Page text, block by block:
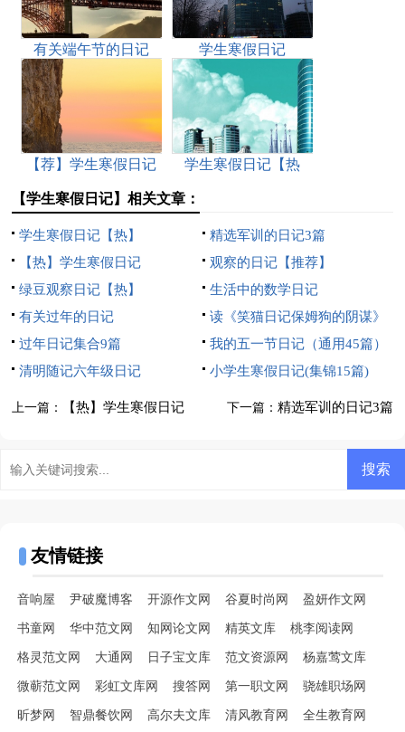
有关端午节的日记 学生寒假日记
【荐】学生寒假日记
学生寒假日记【热
【学生寒假日记】相关文章：
学生寒假日记【热】
精选军训的日记3篇
【热】学生寒假日记
观察的日记【推荐】
绿豆观察日记【热】
生活中的数学日记
有关过年的日记
读《笑猫日记保姆狗的阴谋》
有感
过年日记集合9篇
我的五一节日记（通用45篇）
清明随记六年级日记
小学生寒假日记(集锦15篇)
上一篇： 【热】学生寒假日记 下一篇： 精选军训的日记3篇
友情链接
音响屋 尹破魔博客 开源作文网 谷夏时尚网 盈妍作文网
书童网 华中范文网 知网论文网 精英文库 桃李阅读网
格灵范文网 大通网 日子宝文库 范文资源网 杨嘉莺文库
微蕲范文网 彩虹文库网 搜答网 第一职文网 骁雄职场网
昕梦网 智鼎餐饮网 高尔夫文库 清风教育网 全生教育网